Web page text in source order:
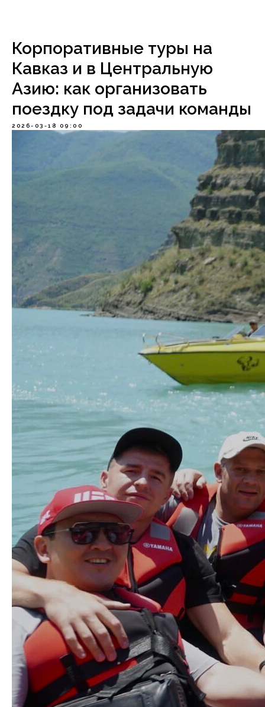
Корпоративные туры на
Кавказ и в Центральную
Азию: как организовать
поездку под задачи команды
2026-03-18 09:00